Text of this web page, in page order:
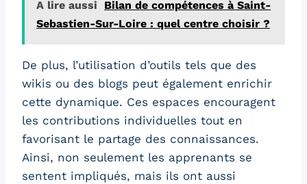
A lire aussi
Bilan de compétences à Saint-
Sebastien-Sur-Loire : quel centre choisir ?
De plus, l’utilisation d’outils tels que des
wikis ou des blogs peut également enrichir
cette dynamique. Ces espaces encouragent
les contributions individuelles tout en
favorisant le partage des connaissances.
Ainsi, non seulement les apprenants se
sentent impliqués, mais ils ont aussi